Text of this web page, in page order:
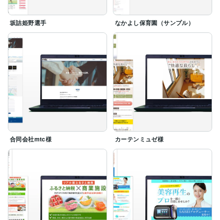
坂詰姫野選手 なかよし保育園（サンプル）
合同会社mtc様 カーテンミュゼ様